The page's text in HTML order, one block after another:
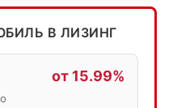
В ЛИЗИНГ
от 15.99%